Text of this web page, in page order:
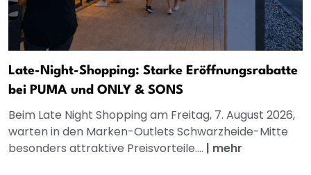
Late-Night-Shopping: Starke Eröffnungsrabatte
bei PUMA und ONLY & SONS
Beim Late Night Shopping am Freitag, 7. August 2026,
warten in den Marken-Outlets Schwarzheide-Mitte
besonders attraktive Preisvorteile.... | mehr